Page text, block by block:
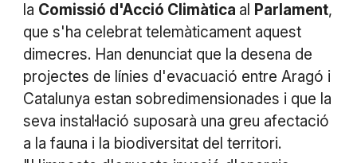
la Comissió d'Acció Climàtica al Parlament,
que s'ha celebrat telemàticament aquest
dimecres. Han denunciat que la desena de
projectes de línies d'evacuació entre Aragó i
Catalunya estan sobredimensionades i que la
seva instal·lació suposarà una greu afectació
a la fauna i la biodiversitat del territori.